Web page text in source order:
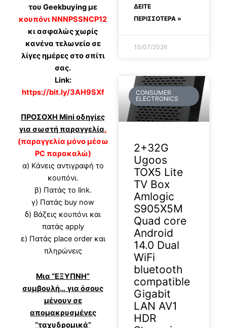
του Geekbuying με
κουπόνι NNNPSSNCP12
κι ασφαλώς χωρίς
κανένα τελωνείο σε
λίγες ημέρες στο σπίτι
σας.
Link:
https://bit.ly/3AH9SXf
ΠΡΟΣΟΧΗ Mini οδηγίες
για σωστή παραγγελία.
(παραγγελία μόνο μέσω
PC παρακαλώ)
α) Κάνεις αντιγραφή το
κουπόνι.
β) Πατάς το link.
γ) Πατάς buy now
δ) Βάζεις κουπόνι και
πατάς apply
ε) Πατάς place order και
πληρώνεις
Μια “ΕΞΥΠΝΗ”
συμβουλή… για όσους
μένουν σε
απομακρυσμένες
“ταχυδρομικά”
ΔΕΊΤΕ
ΠΕΡΙΣΣΟΤΕΡΑ »
10/07/2026
CONSUMER
ELECTRONICS
2+32G
Ugoos
TOX5 Lite
TV Box
Amlogic
S905X5M
Quad core
Android
14.0 Dual
WiFi
bluetooth
compatible
Gigabit
LAN AV1
HDR